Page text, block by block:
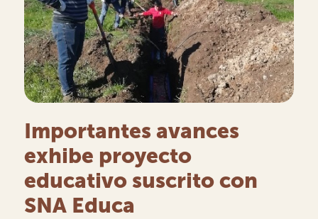
Importantes avances
exhibe proyecto
educativo suscrito con
SNA Educa